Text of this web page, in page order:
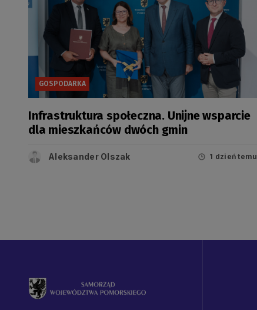
GOSPODARKA
Infrastruktura społeczna. Unijne wsparcie
dla mieszkańców dwóch gmin
Aleksander Olszak 1 dzień temu